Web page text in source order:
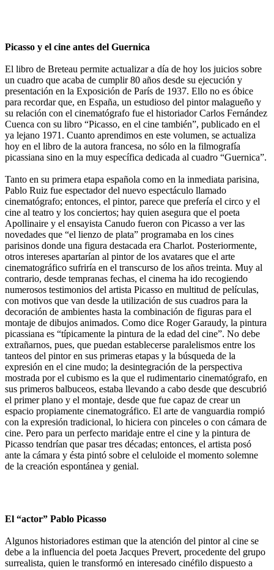
Picasso y el cine antes del Guernica
El libro de Breteau permite actualizar a día de hoy los juicios sobre
un cuadro que acaba de cumplir 80 años desde su ejecución y
presentación en la Exposición de París de 1937. Ello no es óbice
para recordar que, en España, un estudioso del pintor malagueño y
su relación con el cinematógrafo fue el historiador Carlos Fernández
Cuenca con su libro “Picasso, en el cine también”, publicado en el
ya lejano 1971. Cuanto aprendimos en este volumen, se actualiza
hoy en el libro de la autora francesa, no sólo en la filmografía
picassiana sino en la muy específica dedicada al cuadro “Guernica”.
Tanto en su primera etapa española como en la inmediata parisina,
Pablo Ruiz fue espectador del nuevo espectáculo llamado
cinematógrafo; entonces, el pintor, parece que prefería el circo y el
cine al teatro y los conciertos; hay quien asegura que el poeta
Apollinaire y el ensayista Canudo fueron con Picasso a ver las
novedades que “el lienzo de plata” programaba en los cines
parisinos donde una figura destacada era Charlot. Posteriormente,
otros intereses apartarían al pintor de los avatares que el arte
cinematográfico sufriría en el transcurso de los años treinta. Muy al
contrario, desde tempranas fechas, el cinema ha ido recogiendo
numerosos testimonios del artista Picasso en multitud de películas,
con motivos que van desde la utilización de sus cuadros para la
decoración de ambientes hasta la combinación de figuras para el
montaje de dibujos animados. Como dice Roger Garaudy, la pintura
picassiana es “típicamente la pintura de la edad del cine”. No debe
extrañarnos, pues, que puedan establecerse paralelismos entre los
tanteos del pintor en sus primeras etapas y la búsqueda de la
expresión en el cine mudo; la desintegración de la perspectiva
mostrada por el cubismo es la que el rudimentario cinematógrafo, en
sus primeros balbuceos, estaba llevando a cabo desde que descubrió
el primer plano y el montaje, desde que fue capaz de crear un
espacio propiamente cinematográfico. El arte de vanguardia rompió
con la expresión tradicional, lo hiciera con pinceles o con cámara de
cine. Pero para un perfecto maridaje entre el cine y la pintura de
Picasso tendrían que pasar tres décadas; entonces, el artista posó
ante la cámara y ésta pintó sobre el celuloide el momento solemne
de la creación espontánea y genial.
El “actor” Pablo Picasso
Algunos historiadores estiman que la atención del pintor al cine se
debe a la influencia del poeta Jacques Prevert, procedente del grupo
surrealista, quien le transformó en interesado cinéfilo dispuesto a